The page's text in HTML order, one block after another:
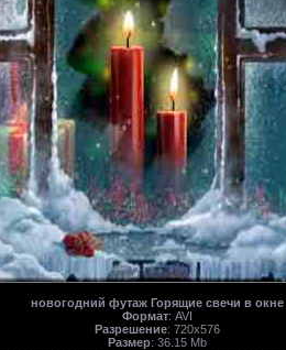
новогодний футаж Горящие свечи в окне
Формат: AVI
Разрешение: 720х576
Размер: 36.15 Mb